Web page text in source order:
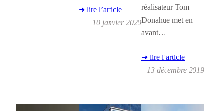
➜ lire l’article
10 janvier 2020
réalisateur Tom
Donahue met en
avant…
➜ lire l’article
13 décembre 2019